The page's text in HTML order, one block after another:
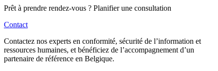
Prêt à prendre rendez-vous ? Planifier une consultation
Contact
Contactez nos experts en conformité, sécurité de l’information et
ressources humaines, et bénéficiez de l’accompagnement d’un
partenaire de référence en Belgique.